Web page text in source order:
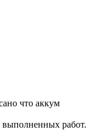
что аккум
выполненных работ.